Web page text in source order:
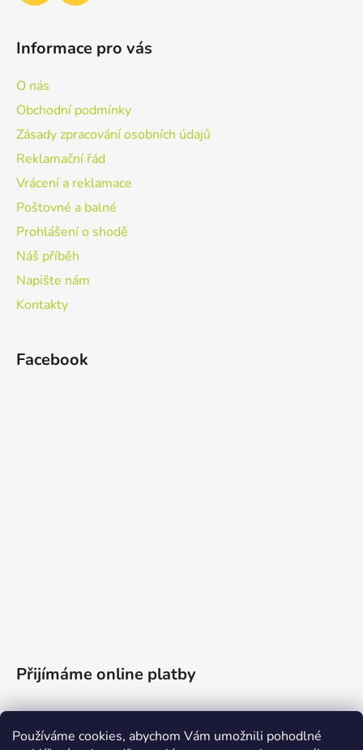
Používáme cookies, abychom Vám umožnili pohodlné
Informace pro vás
O nás
Obchodní podmínky
Zásady zpracování osobních údajů
Reklamační řád
Vrácení a reklamace
Poštovné a balné
Prohlášení o shodě
Náš příběh
Napište nám
Kontakty
Facebook
Přijímáme online platby